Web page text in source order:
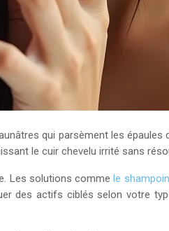
qui parsèment les
le cuir chevelu irrité sans
Les solutions commele
des actifs ciblés selon votre